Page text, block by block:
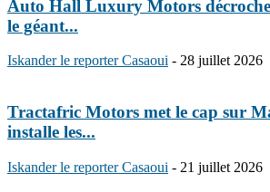
Auto Hall Luxury Motors
le géant...
Iskander le reporter Casaoui - 28 juillet 2026
Tractafric Motors met le cap sur
installe les...
Iskander le reporter Casaoui - 21 juillet 2026